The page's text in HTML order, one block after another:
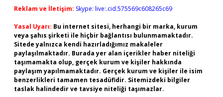
Reklam ve İletişim: Skype: live:.cid.575569c608265c69
Yasal Uyarı: Bu internet sitesi, herhangi bir marka, kurum
veya şahıs şirketi ile hiçbir bağlantısı bulunmamaktadır.
Sitede yalnızca kendi hazırladığımız makaleler
paylaşılmaktadır. Burada yer alan içerikler haber niteliği
taşımamakta olup, gerçek kurum ve kişiler hakkında
paylaşım yapılmamaktadır. Gerçek kurum ve kişiler ile isim
benzerlikleri tamamen tesadüfidir. Sitemizdeki bilgiler
taslak halindedir ve tavsiye niteliği taşımazlar.